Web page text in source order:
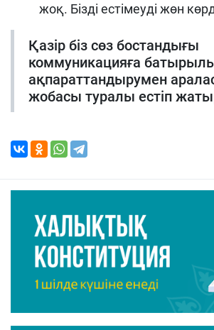
жоқ. Бізді естімеуді жөн
Қазір біз сөз бостандығы
коммуникацияға
ақпараттандырумен
жобасы туралы естіп